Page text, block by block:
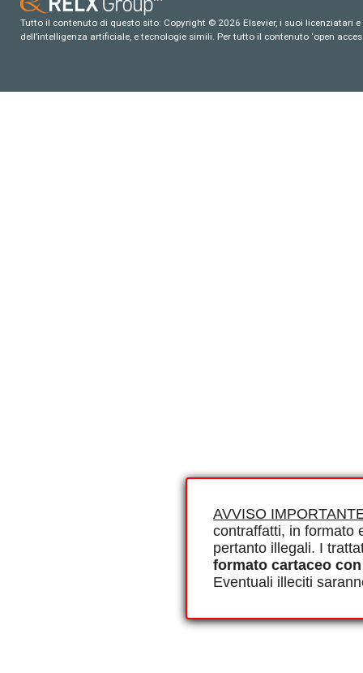
AVVISO
contraffatti, in formato
pertanto illegali. I
formato cartaceo
Eventuali illeciti
Tutto il contenuto di questo sito: Copyright © 2026 Elsevier, i suoi
dell’intelligenza artificiale, e tecnologie simili. Per tutto il contenuto ‘open